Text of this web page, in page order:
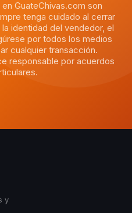
GuateChivas.com son
tenga cuidado al cerrar
identidad del vendedor, el
por todos los medios
cualquier transacción.
responsable por acuerdos
y